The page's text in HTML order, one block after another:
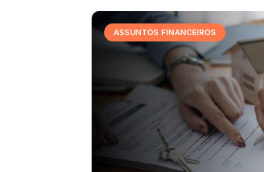
ASSUNTOS FINANCEIROS